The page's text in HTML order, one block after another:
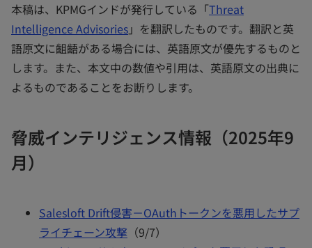
本稿は、KPMGインドが発行している「Threat
Intelligence Advisories」を翻訳したものです。翻訳と英
語原文に齟齬がある場合には、英語原文が優先するものと
します。また、本文中の数値や引用は、英語原文の出典に
よるものであることをお断りします。
脅威インテリジェンス情報（2025年9
月）
Salesloft Drift侵害－OAuthトークンを悪用したサプ
ライチェーン攻撃 （9/7）